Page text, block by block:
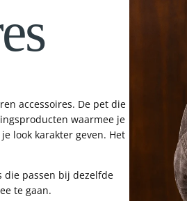
accessoires. De pet die
waarmee je
look karakter geven. Het
die passen bij dezelfde
te gaan.